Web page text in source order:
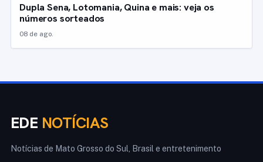
Dupla Sena, Lotomania, Quina e mais: veja os
números sorteados
08 de ago.
EDE NOTÍCIAS
Notícias de Mato Grosso do Sul, Brasil e entretenimento